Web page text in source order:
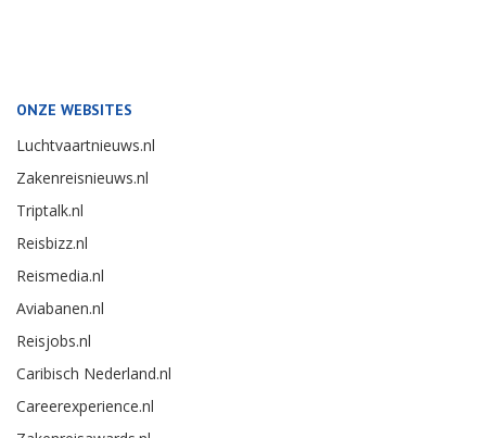
ONZE WEBSITES
Luchtvaartnieuws.nl
Zakenreisnieuws.nl
Triptalk.nl
Reisbizz.nl
Reismedia.nl
Aviabanen.nl
Reisjobs.nl
Caribisch Nederland.nl
Careerexperience.nl